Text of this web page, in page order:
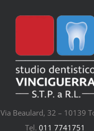
Via Beaulard, 32 – 10139
Tel. 011 7741751